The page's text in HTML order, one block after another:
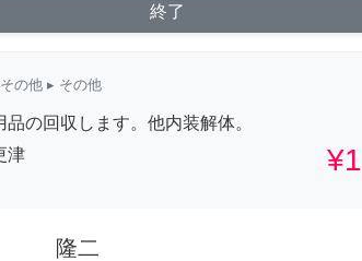
終了
その他 ▸ その他
品の回収します。他内装解体。
津
¥1
隆二